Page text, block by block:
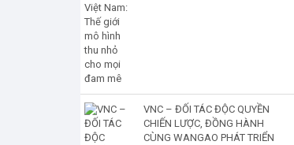
VNC – ĐỐI TÁC ĐỘC QUYỀN
CHIẾN LƯỢC, ĐỒNG HÀNH
CÙNG WANGAO PHÁT TRIỂN